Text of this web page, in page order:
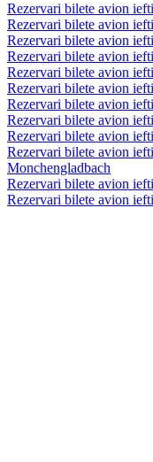
Rezervari bilete avion
Rezervari bilete avion
Rezervari bilete avion
Rezervari bilete avion
Rezervari bilete avion
Rezervari bilete avion
Rezervari bilete avion
Rezervari bilete avion
Rezervari bilete avion
Rezervari bilete avion
Monchengladbach
Rezervari bilete avion
Rezervari bilete avion